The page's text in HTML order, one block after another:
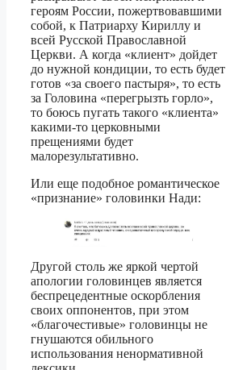
героям России, пожертвовавшими
собой, к Патриарху Кириллу и
всей Русской Православной
Церкви. А когда «клиент» дойдет
до нужной кондиции, то есть будет
готов «за своего пастыря», то есть
за Головина «перегрызть горло»,
то боюсь пугать такого «клиента»
какими-то церковными
прещениями будет
малорезультативно.
Или еще подобное романтическое
«признание» головинки Нади:
Другой столь же яркой чертой
апологии головинцев является
беспрецедентные оскорбления
своих оппонентов, при этом
«благочестивые» головинцы не
гнушаются обильного
использования ненормативной